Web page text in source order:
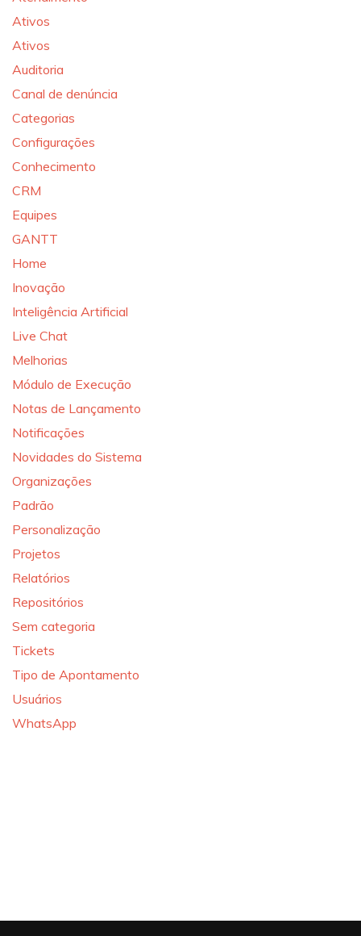
Ativos
Ativos
Auditoria
Canal de denúncia
Categorias
Configurações
Conhecimento
CRM
Equipes
GANTT
Home
Inovação
Inteligência Artificial
Live Chat
Melhorias
Módulo de Execução
Notas de Lançamento
Notificações
Novidades do Sistema
Organizações
Padrão
Personalização
Projetos
Relatórios
Repositórios
Sem categoria
Tickets
Tipo de Apontamento
Usuários
WhatsApp